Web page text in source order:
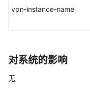
坤-
操
vpn-instance-name
对系统的影响
无